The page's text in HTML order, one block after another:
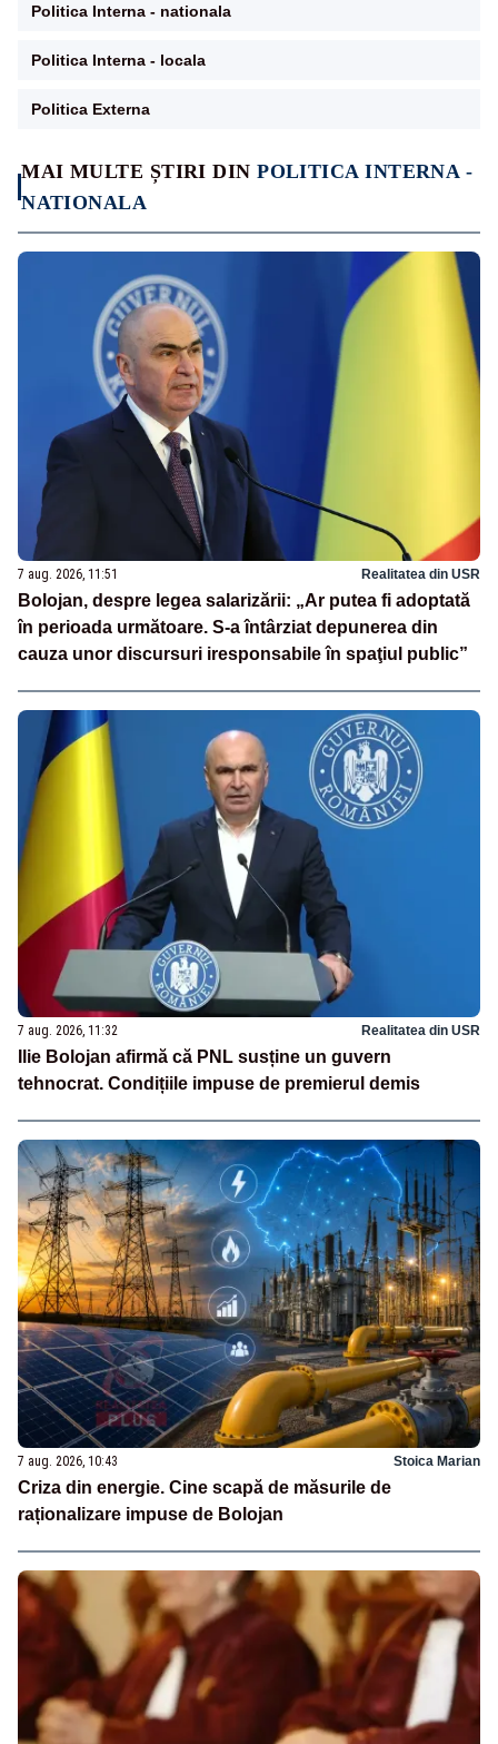
MAI MULTE ȘTIRI DINPOLITICA INTERNA -
NATIONALA
7 aug. 2026, 11:51 Realitatea din USR
Bolojan, despre legea salarizării: „Ar putea fi adoptată
în perioada următoare. S-a întârziat depunerea din
cauza unor discursuri iresponsabile în spaţiul public”
7 aug. 2026, 11:32 Realitatea din USR
Ilie Bolojan afirmă că PNL susține un guvern
tehnocrat. Condițiile impuse de premierul demis
7 aug. 2026, 10:43 Stoica Marian
Criza din energie. Cine scapă de măsurile de
raționalizare impuse de Bolojan
Politica Interna - nationala
Politica Interna - locala
Politica Externa